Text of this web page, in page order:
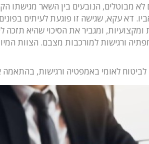
מבוטלים, הנובעים בין השאר מגישתו
דא עקא, שגישה זו פוגעת לעיתים
ומגביר את הסיכוי שהיא תזכה
ורגישות למורכבות מצבם. הצוות
לביטוח לאומי באמפטיה ורגישות,